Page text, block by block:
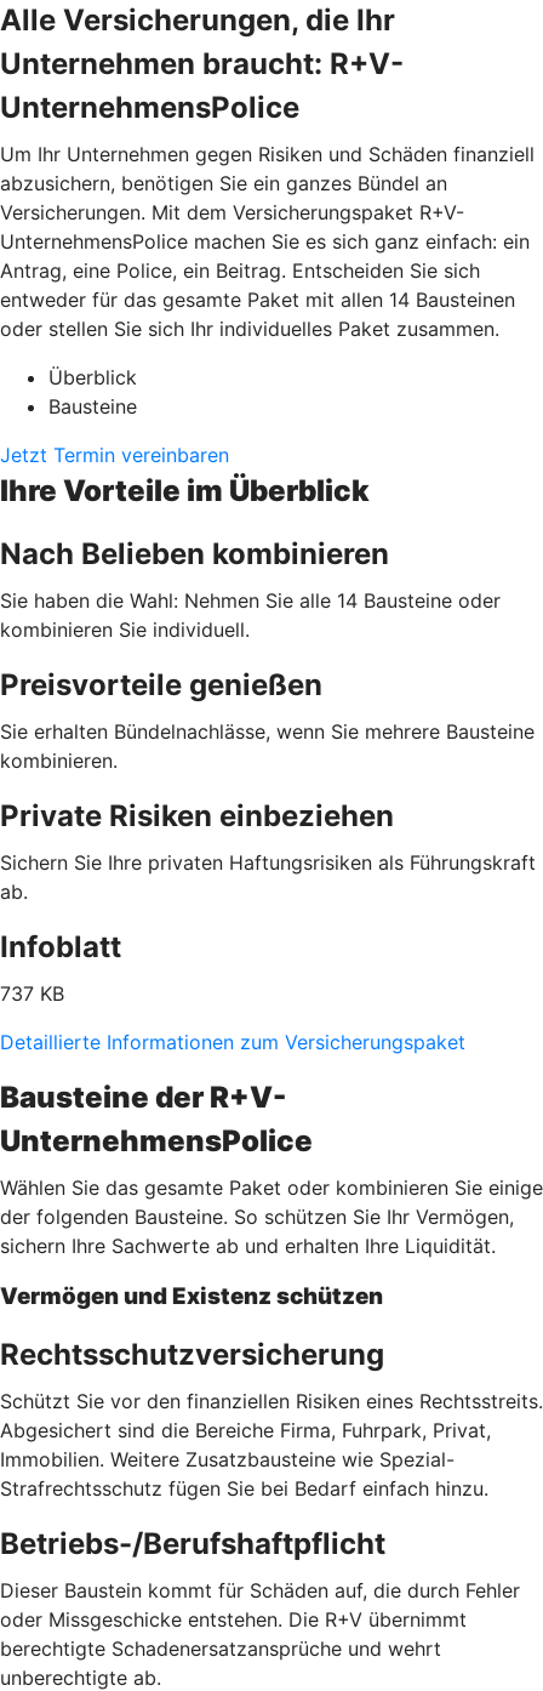
Alle Versicherungen, die Ihr
Unternehmen braucht: R+V-
UnternehmensPolice
Um Ihr Unternehmen gegen Risiken und Schäden finanziell
abzusichern, benötigen Sie ein ganzes Bündel an
Versicherungen. Mit dem Versicherungspaket R+V-
UnternehmensPolice machen Sie es sich ganz einfach: ein
Antrag, eine Police, ein Beitrag. Entscheiden Sie sich
entweder für das gesamte Paket mit allen 14 Bausteinen
oder stellen Sie sich Ihr individuelles Paket zusammen.
Überblick
Bausteine
Jetzt Termin vereinbaren
Ihre Vorteile im Überblick
Nach Belieben kombinieren
Sie haben die Wahl: Nehmen Sie alle 14 Bausteine oder
kombinieren Sie individuell.
Preisvorteile genießen
Sie erhalten Bündelnachlässe, wenn Sie mehrere Bausteine
kombinieren.
Private Risiken einbeziehen
Sichern Sie Ihre privaten Haftungsrisiken als Führungskraft
ab.
Infoblatt
737 KB
Detaillierte Informationen zum Versicherungspaket
Bausteine der R+V-
UnternehmensPolice
Wählen Sie das gesamte Paket oder kombinieren Sie einige
der folgenden Bausteine. So schützen Sie Ihr Vermögen,
sichern Ihre Sachwerte ab und erhalten Ihre Liquidität.
Vermögen und Existenz schützen
Rechtsschutzversicherung
Schützt Sie vor den finanziellen Risiken eines Rechtsstreits.
Abgesichert sind die Bereiche Firma, Fuhrpark, Privat,
Immobilien. Weitere Zusatzbausteine wie Spezial-
Strafrechtsschutz fügen Sie bei Bedarf einfach hinzu.
Betriebs-/Berufshaftpflicht
Dieser Baustein kommt für Schäden auf, die durch Fehler
oder Missgeschicke entstehen. Die R+V übernimmt
berechtigte Schadenersatzansprüche und wehrt
unberechtigte ab.